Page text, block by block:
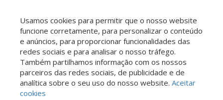
Usamos cookies para permitir que o nosso website
funcione corretamente, para personalizar o conteúdo
e anúncios, para proporcionar funcionalidades das
redes sociais e para analisar o nosso tráfego.
Também partilhamos informação com os nossos
parceiros das redes sociais, de publicidade e de
analítica sobre o seu uso do nosso website. Aceitar
cookies